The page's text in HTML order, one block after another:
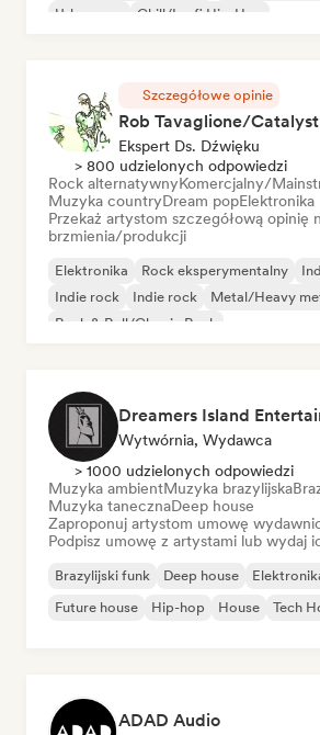
Urban pop Chill/Lo-fi Hip-Hop
Szczegółowe opinie
Rob Tavaglione/
Ekspert Ds. Dźwięku
> 800 udzielonych odpowiedzi
Rock alternatywnyKomercjalny/
Muzyka countryDream popElektronika
Przekaż artystom szczegółową opinię
brzmienia/produkcji
Elektronika Rock eksperymentalny
Indie rock
Indie rock Metal/Heavy
Rock & Roll/Classic Rock
Dreamers Island
Wytwórnia, Wydawca
> 1000 udzielonych odpowiedzi
Muzyka ambientMuzyka brazylijska
Muzyka tanecznaDeep house
Zaproponuj artystom umowę
Podpisz umowę z artystami lub wydaj
Brazylijski funk Deep house
Future house
Hip-hop House Tech
ADAD Audio